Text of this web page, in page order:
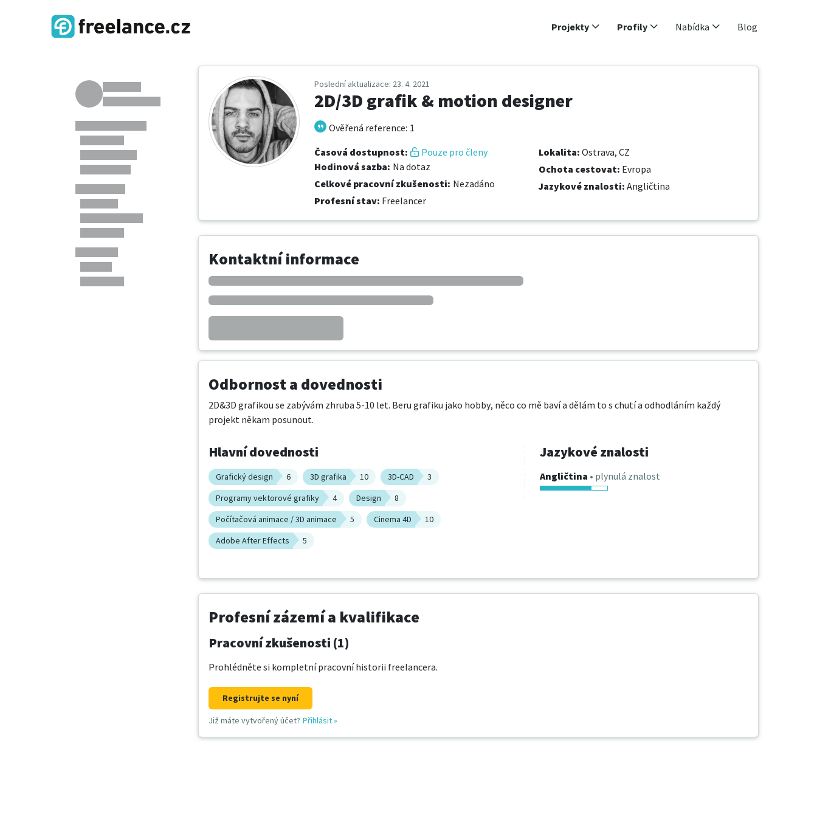
Projekty Profily Nabídka Blog
Poslední aktualizace: 23. 4. 2021
2D/3D grafik & motion designer
Ověřená reference: 1
Časová dostupnost:
Pouze pro členy
Hodinová sazba: Na dotaz
Celkové pracovní zkušenosti: Nezadáno
Profesní stav: Freelancer
Lokalita: Ostrava, CZ
Ochota cestovat: Evropa
Jazykové znalosti: Angličtina
Kontaktní informace
Odbornost a dovednosti
2D&3D grafikou se zabývám zhruba 5-10 let. Beru grafiku jako hobby, něco co mě baví a dělám to s chutí a odhodláním každý
projekt někam posunout.
Hlavní dovednosti
Grafický design 6 3D grafika 10 3D-CAD
3
Programy vektorové grafiky
4 Design
8
Počítačová animace / 3D animace
5 Cinema 4D
10
Adobe After Effects
5
Jazykové znalosti
Angličtina • plynulá znalost
Profesní zázemí a kvalifikace
Pracovní zkušenosti (1)
Prohlédněte si kompletní pracovní historii freelancera.
Registrujte se nyní
Již máte vytvořený účet? Přihlásit»